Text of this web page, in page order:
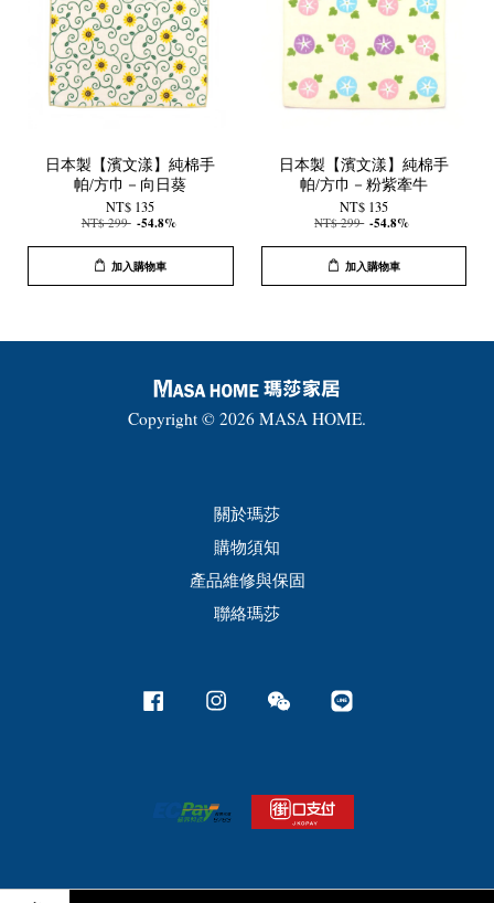
日本製【濱文漾】純棉手
帕/方巾－向日葵
NT$ 135
NT$ 299 -54.8%
加入購物車
日本製【濱文漾】純棉手
帕/方巾－粉紫牽牛
NT$ 135
NT$ 299 -54.8%
加入購物車
Copyright © 2026 MASA HOME.
關於瑪莎
購物須知
產品維修與保固
聯絡瑪莎
Facebook Instagram Wechat